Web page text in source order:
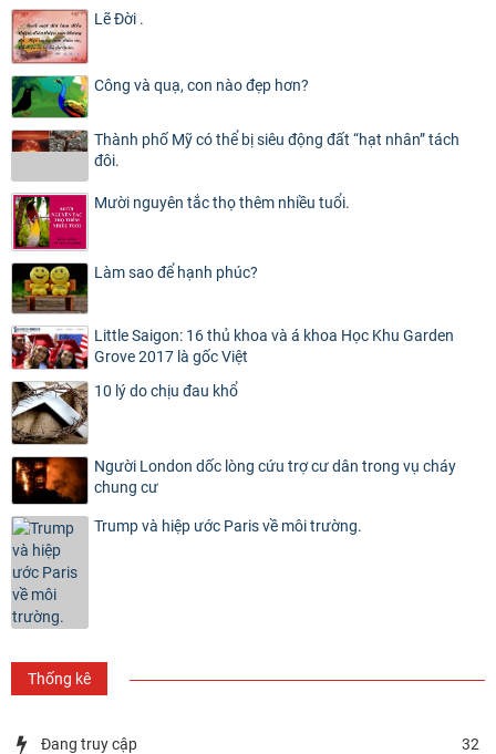
Lẽ Đời .
Công và quạ, con nào đẹp hơn?
Thành phố Mỹ có thể bị siêu động đất “hạt nhân” tách
đôi.
Mười nguyên tắc thọ thêm nhiều tuổi.
Làm sao để hạnh phúc?
Little Saigon: 16 thủ khoa và á khoa Học Khu Garden
Grove 2017 là gốc Việt
10 lý do chịu đau khổ
Người London dốc lòng cứu trợ cư dân trong vụ cháy
chung cư
Trump và hiệp ước Paris về môi trường.
Thống kê
Đang truy cập 32